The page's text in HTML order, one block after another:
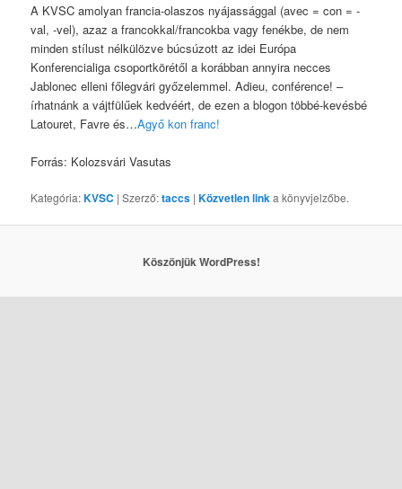
A KVSC amolyan francia-olaszos nyájassággal (avec = con = -
val, -vel), azaz a francokkal/francokba vagy fenékbe, de nem
minden stílust nélkülözve búcsúzott az idei Európa
Konferencialiga csoportkörétől a korábban annyira necces
Jablonec elleni főlegvári győzelemmel. Adieu, conférence! –
írhatnánk a vájtfülűek kedvéért, de ezen a blogon többé-kevésbé
Latouret, Favre és…Agyő kon franc!
Forrás: Kolozsvári Vasutas
Kategória:KVSC | Szerző:taccs |Közvetlen linka könyvjelzőbe.
Köszönjük WordPress!